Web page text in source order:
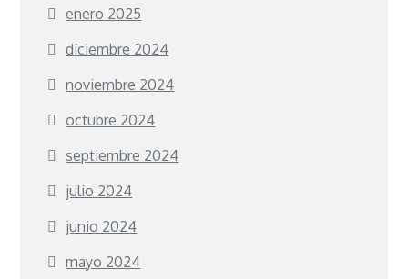
enero 2025
diciembre 2024
noviembre 2024
octubre 2024
septiembre 2024
julio 2024
junio 2024
mayo 2024